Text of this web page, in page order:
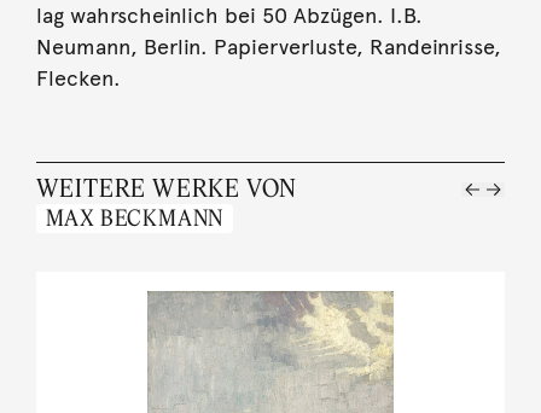
lag wahrscheinlich bei 50 Abzügen. I.B.
Neumann, Berlin. Papierverluste, Randeinrisse,
Flecken.
WEITERE WERKE VON
MAX BECKMANN